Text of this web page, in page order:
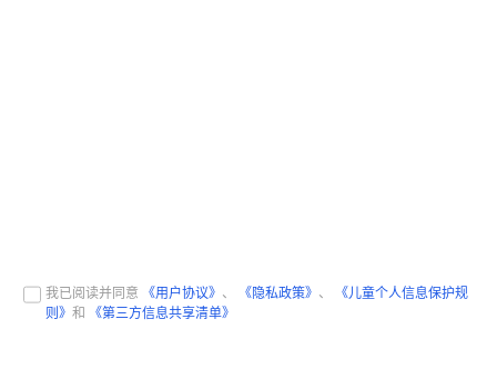
我已阅读并同意 《用户协议》 、 《隐私政策》 、
《儿童个人信息保护规
则》和 《第三方信息共享清单》